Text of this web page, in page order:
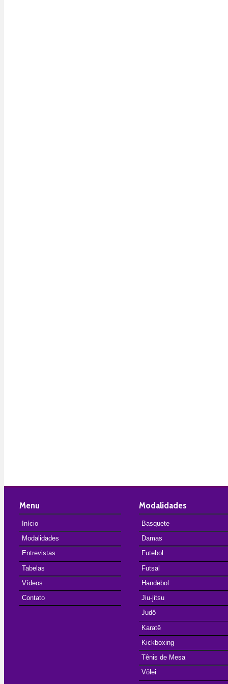
Menu
Início
Modalidades
Entrevistas
Tabelas
Vídeos
Contato
Modalidades
Basquete
Damas
Futebol
Futsal
Handebol
Jiu-jitsu
Judô
Karatê
Kickboxing
Tênis de Mesa
Vôlei